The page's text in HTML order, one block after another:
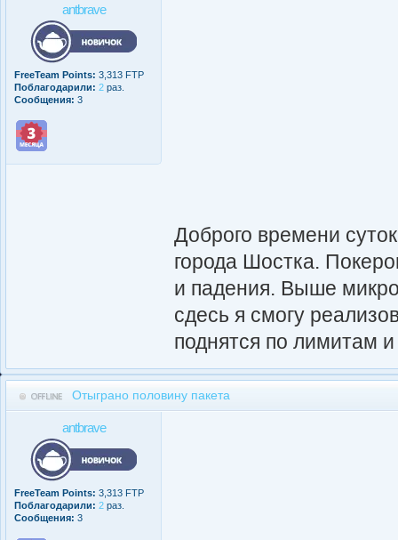
antbrave
FreeTeam Points: 3,313 FTP
Поблагодарили: 2 раз.
Сообщения: 3
Доброго времени
города Шостка.
и падения. Выше
сдесь я смогу
поднятся по лимитам
Отыграно половину пакета
antbrave
FreeTeam Points: 3,313 FTP
Поблагодарили: 2 раз.
Сообщения: 3